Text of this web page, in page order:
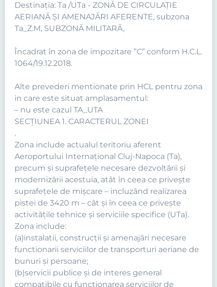
Destinația: Ta /UTa - ZONĂ DE CIRCULAȚIE
AERIANĂ ȘI AMENAJĂRI AFERENTE, subzona
Ta_Z.M, SUBZONĂ MILITARĂ,
Încadrat în zona de impozitare ”C” conform H.C.L.
1064/19.12.2018.
Alte prevederi mentionate prin HCL pentru zona
in care este situat amplasamentul:
– nu este cazul TA_UTA
SECŢIUNEA 1. CARACTERUL ZONEI
.
Zona include actualul teritoriu aferent
Aeroportului Internaţional Cluj-Napoca (Ta),
precum şi suprafeţele necesare dezvoltării şi
modernizării acestuia, atât în ceea ce priveşte
suprafeţele de mişcare – incluzând realizarea
pistei de 3420 m – cât şi în ceea ce priveşte
activităţile tehnice şi serviciile specifice (UTa).
Zona include:
(a)instalatii, construcţii şi amenajări necesare
functionarii serviciilor de transporturi aeriane de
bunuri şi persoane;
(b)servicii publice şi de interes general
compatibile cu functionarea serviciilor de